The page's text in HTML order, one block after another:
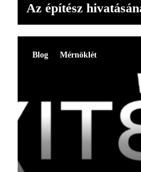
Az építész
Blog Mérnöklét